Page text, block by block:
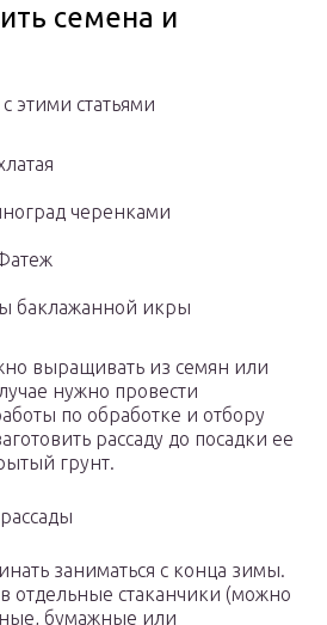
семена и
этими статьями
черенками
баклажанной икры
выращивать из семян или
нужно провести
по обработке и отбору
рассаду до посадки ее
грунт.
заниматься с конца зимы.
отдельные стаканчики (можно
бумажные или